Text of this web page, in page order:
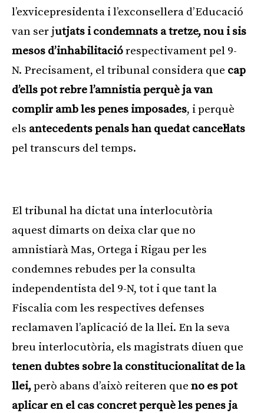
l’exvicepresidenta i l’exconsellera d’Educació
van ser jutjats i condemnats a tretze, nou i sis
mesos d’inhabilitaciórespectivament pel 9-
N. Precisament, el tribunal considera que cap
d’ells pot rebre l’amnistia perquè ja van
complir amb les penes imposades, i perquè
els antecedents penals han quedat cancel·lats
pel transcurs del temps.
El tribunal ha dictat una interlocutòria
aquest dimarts on deixa clar que no
amnistiarà Mas, Ortega i Rigau per les
condemnes rebudes per la consulta
independentista del 9-N, tot i que tant la
Fiscalia com les respectives defenses
reclamaven l’aplicació de la llei. En la seva
breu interlocutòria, els magistrats diuen que
tenen dubtes sobre la constitucionalitat de la
llei,però abans d’això reiteren que no es pot
aplicar en el cas concret perquè les penes ja